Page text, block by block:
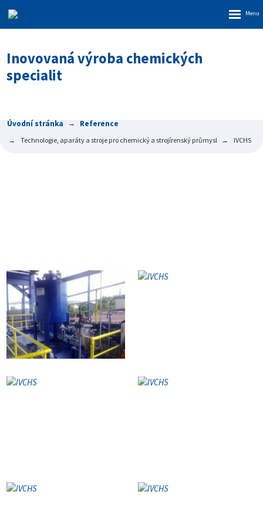
Inovovaná výroba chemických
specialit
Úvodní stránka Reference
Technologie, aparáty a stroje pro chemický a strojírenský průmysl IVCHS